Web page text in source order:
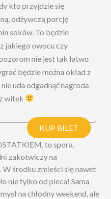
kto przyjdzie się
odżywczą porcję
soków. To będzie
jakiego owocu czy
nie jest tak łatwo
będzie można okład z
uda odgadnąć nagroda
witek
KUP BILET
to spora,
zakotwiczy na
środku zmieści się nawet
nie tylko od pieca! Sama
na chłodny weekend, ale